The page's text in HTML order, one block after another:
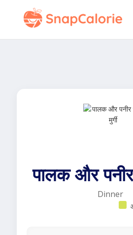
पालक और पनीर
Dinner